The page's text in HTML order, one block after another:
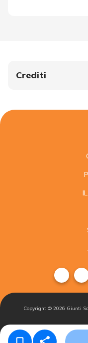
Crediti
Copyright © 2026 Giunti
Condizioni di